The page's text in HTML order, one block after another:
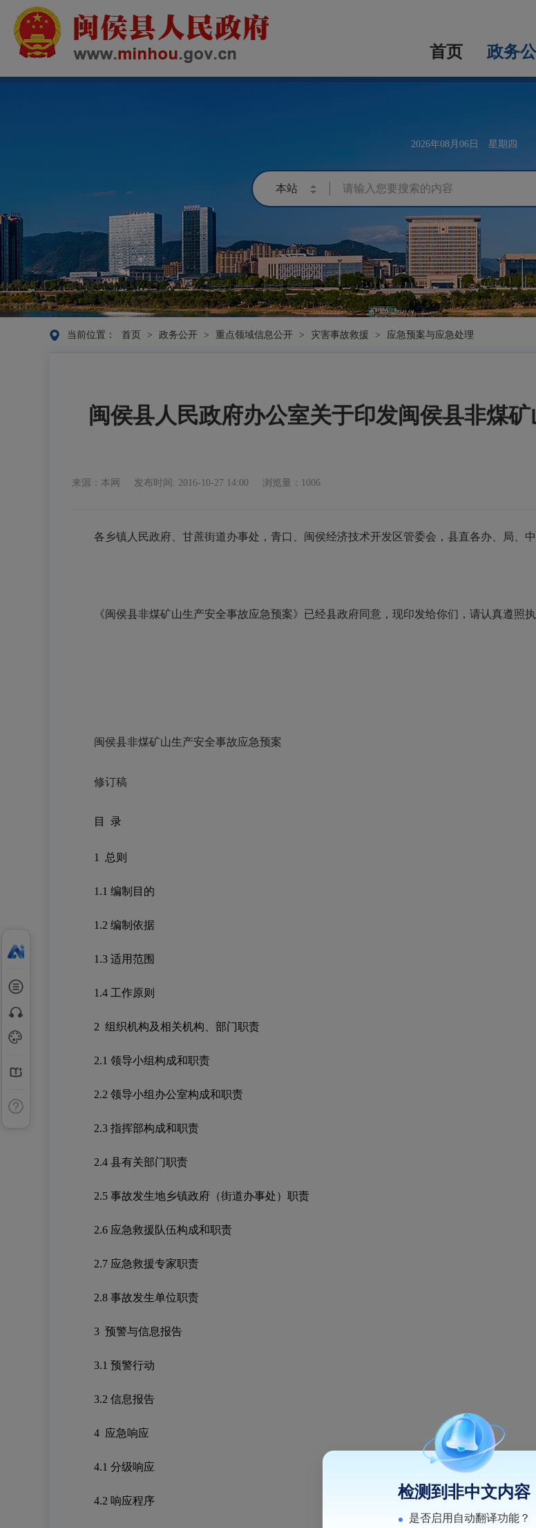
首页 政务
2026年08月06日 星期四
当前位置： 首页 > 政务公开 > 重点领域信息公开 > 灾害事故救援 > 应急预案与应急处理
闽侯县人民政府办公室关于印发闽侯县非煤
来源：本网 发布时间: 2016-10-27 14:00 浏览量：1006
各乡镇人民政府、甘蔗街道办事处，青口、闽侯经济技术开发区管委会，县直各办、局、中
《闽侯县非煤矿山生产安全事故应急预案》已经县政府同意，现印发给你们，请认真遵照执
闽侯县非煤矿山生产安全事故应急预案
修订稿
目 录
1 总则
1.1 编制目的
1.2 编制依据
1.3 适用范围
1.4 工作原则
2 组织机构及相关机构、部门职责
2.1 领导小组构成和职责
2.2 领导小组办公室构成和职责
2.3 指挥部构成和职责
2.4 县有关部门职责
2.5 事故发生地乡镇政府（街道办事处）职责
2.6 应急救援队伍构成和职责
2.7 应急救援专家职责
2.8 事故发生单位职责
3 预警与信息报告
3.1 预警行动
3.2 信息报告
4 应急响应
4.1 分级响应
4.2 响应程序 检测到非中文内容
是否启用自动翻译功能？